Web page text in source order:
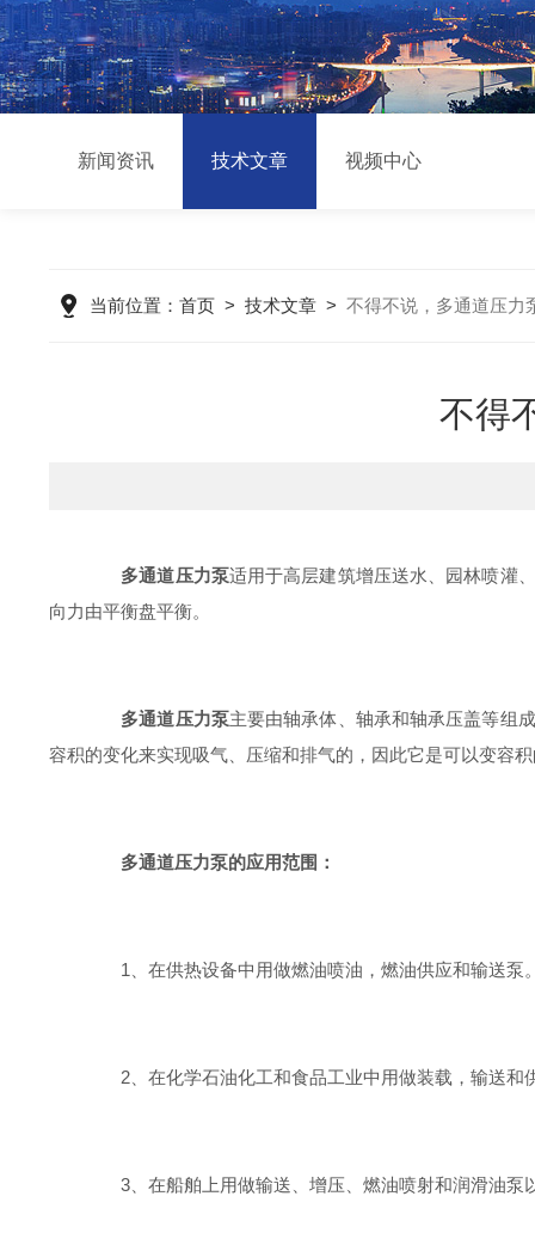
新闻资讯 技术文章 视频中心
当前位置： 首页> 技术文章> 不得不说，多通道压力
不得
多通道压力泵适用于高层建筑增压送水、园林喷灌
向力由平衡盘平衡。
多通道压力泵主要由轴承体、轴承和轴承压盖等组
容积的变化来实现吸气、压缩和排气的，因此它是可以变容
多通道压力泵的应用范围：
1、在供热设备中用做燃油喷油，燃油供应和输送泵
2、在化学石油化工和食品工业中用做装载，输送和
3、在船舶上用做输送、增压、燃油喷射和润滑油泵